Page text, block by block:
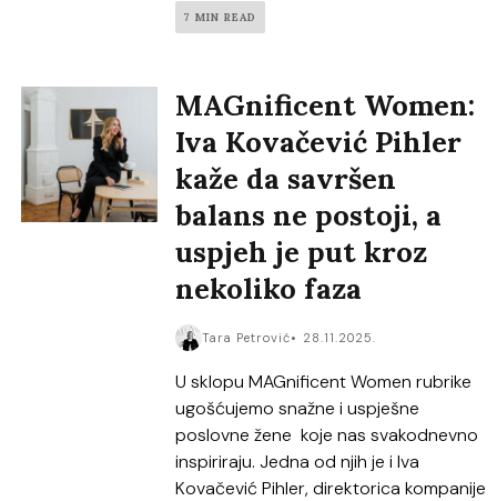
7 MIN READ
MAGnificent Women:
Iva Kovačević Pihler
kaže da savršen
balans ne postoji, a
uspjeh je put kroz
nekoliko faza
Tara Petrović 28.11.2025.
U sklopu MAGnificent Women rubrike
ugošćujemo snažne i uspješne
poslovne žene koje nas svakodnevno
inspiriraju. Jedna od njih je i Iva
Kovačević Pihler, direktorica kompanije